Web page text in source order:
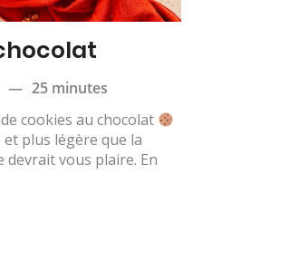
— 25 minutes
cookies au chocolat
plus légère que la
vous plaire. En